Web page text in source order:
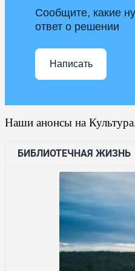
Сообщите, какие
ответ о решении
Написать
Наши анонсы на